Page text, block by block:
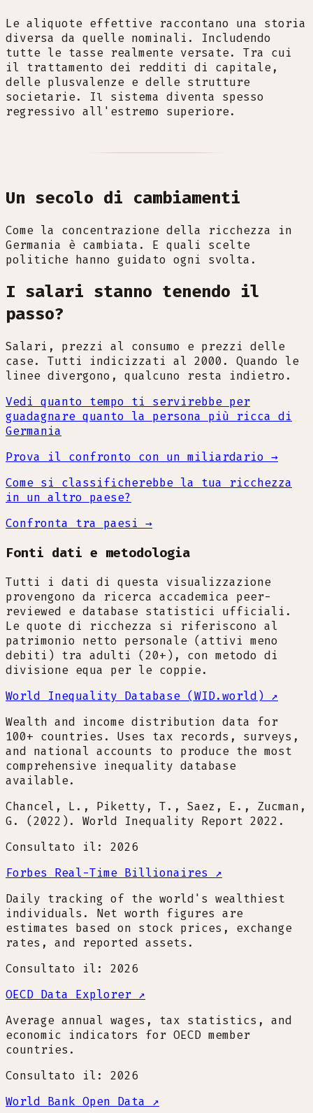
Le aliquote effettive raccontano una storia
diversa da quelle nominali. Includendo
tutte le tasse realmente versate. Tra cui
il trattamento dei redditi di capitale,
delle plusvalenze e delle strutture
societarie. Il sistema diventa spesso
regressivo all'estremo superiore.
Un secolo di cambiamenti
Come la concentrazione della ricchezza in
Germania è cambiata. E quali scelte
politiche hanno guidato ogni svolta.
I salari stanno tenendo il
passo?
Salari, prezzi al consumo e prezzi delle
case. Tutti indicizzati al 2000. Quando le
linee divergono, qualcuno resta indietro.
Vedi quanto tempo ti servirebbe per
guadagnare quanto la persona più ricca di
Germania
Prova il confronto con un miliardario →
Come si classificherebbe la tua ricchezza
in un altro paese?
Confronta tra paesi →
Fonti dati e metodologia
Tutti i dati di questa visualizzazione
provengono da ricerca accademica peer-
reviewed e database statistici ufficiali.
Le quote di ricchezza si riferiscono al
patrimonio netto personale (attivi meno
debiti) tra adulti (20+), con metodo di
divisione equa per le coppie.
World Inequality Database (WID.world) ↗
Wealth and income distribution data for
100+ countries. Uses tax records, surveys,
and national accounts to produce the most
comprehensive inequality database
available.
Chancel, L., Piketty, T., Saez, E., Zucman,
G. (2022). World Inequality Report 2022.
Consultato il: 2026
Forbes Real-Time Billionaires ↗
Daily tracking of the world's wealthiest
individuals. Net worth figures are
estimates based on stock prices, exchange
rates, and reported assets.
Consultato il: 2026
OECD Data Explorer ↗
Average annual wages, tax statistics, and
economic indicators for OECD member
countries.
Consultato il: 2026
World Bank Open Data ↗